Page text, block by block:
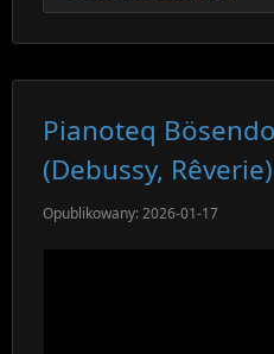
Pianoteq
(Debussy, Rêverie)
Opublikowany: 2026-01-17